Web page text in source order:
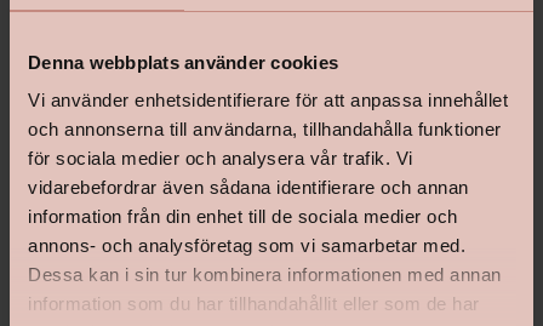
Denna webbplats använder cookies
Vi använder enhetsidentifierare för att anpassa innehållet
och annonserna till användarna, tillhandahålla funktioner
för sociala medier och analysera vår trafik. Vi
vidarebefordrar även sådana identifierare och annan
information från din enhet till de sociala medier och
annons- och analysföretag som vi samarbetar med.
Dessa kan i sin tur kombinera informationen med annan
information som du har tillhandahållit eller som de har